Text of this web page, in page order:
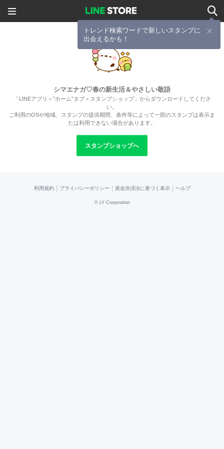
トレンド検索ワードで新しいスタンプに
出会えるかも！
シマエナガ♡春の新生活＆やさしい敬語
「LINEアプリ＞”ホーム”タブ＞スタンプショップ」からダウンロードしてくださ
い。
ご利用のOSや地域、スタンプの提供期間、条件等によって一部のスタンプは表示ま
たは利用できない場合があります。
スタンプショップへ
利用規約 プライバシーポリシー 資金決済法に基づく表示 ヘルプ
© LY Corporation